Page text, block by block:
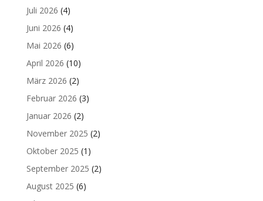
Juli 2026 (4)
Juni 2026 (4)
Mai 2026 (6)
April 2026 (10)
März 2026 (2)
Februar 2026 (3)
Januar 2026 (2)
November 2025 (2)
Oktober 2025 (1)
September 2025 (2)
August 2025 (6)